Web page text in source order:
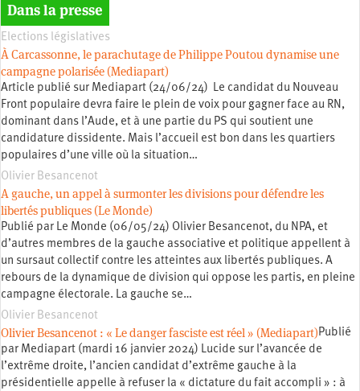
Dans la presse
Elections législatives
À Carcassonne, le parachutage de Philippe Poutou dynamise une
campagne polarisée (Mediapart)
Article publié sur Mediapart (24/06/24) Le candidat du Nouveau
Front populaire devra faire le plein de voix pour gagner face au RN,
dominant dans l’Aude, et à une partie du PS qui soutient une
candidature dissidente. Mais l’accueil est bon dans les quartiers
populaires d’une ville où la situation…
Olivier Besancenot
A gauche, un appel à surmonter les divisions pour défendre les
libertés publiques (Le Monde)
Publié par Le Monde (06/05/24) Olivier Besancenot, du NPA, et
d’autres membres de la gauche associative et politique appellent à
un sursaut collectif contre les atteintes aux libertés publiques. A
rebours de la dynamique de division qui oppose les partis, en pleine
campagne électorale. La gauche se…
Olivier Besancenot
Olivier Besancenot : « Le danger fasciste est réel » (Mediapart)Publié
par Mediapart (mardi 16 janvier 2024) Lucide sur l’avancée de
l’extrême droite, l’ancien candidat d’extrême gauche à la
présidentielle appelle à refuser la « dictature du fait accompli » : à